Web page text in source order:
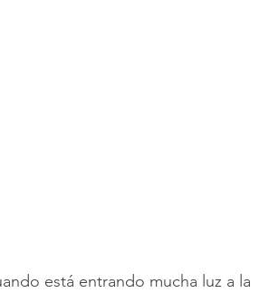
está entrando mucha luz a la